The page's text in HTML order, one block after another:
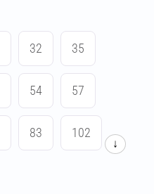
32 35
54 57
83 102
↓